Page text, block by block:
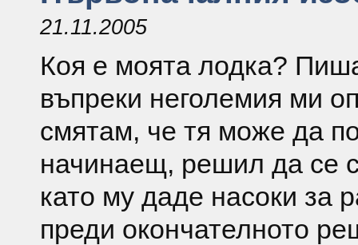
21.11.2005
Коя е моята лодка?
въпреки неголемия ми
смятам, че тя може да
начинаещ, решил да се
като му даде насоки за
преди окончателното